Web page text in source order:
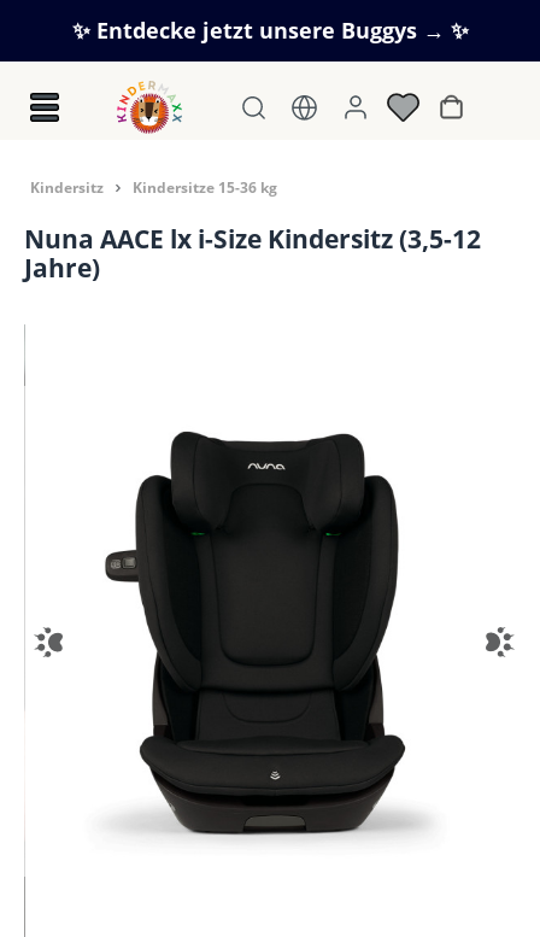
Zum Hauptinhalt springen
✨ Entdecke jetzt unsere Buggys → ✨
Kindersitz Kindersitze 15-36 kg
Nuna AACE lx i-Size Kindersitz (3,5-12
Jahre)